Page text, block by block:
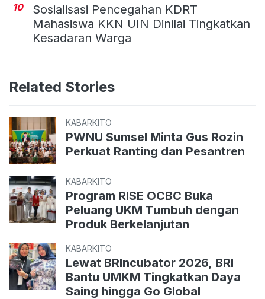
10
Sosialisasi Pencegahan KDRT
Mahasiswa KKN UIN Dinilai Tingkatkan
Kesadaran Warga
Related Stories
KABARKITO
PWNU Sumsel Minta Gus Rozin
Perkuat Ranting dan Pesantren
KABARKITO
Program RISE OCBC Buka
Peluang UKM Tumbuh dengan
Produk Berkelanjutan
KABARKITO
Lewat BRIncubator 2026, BRI
Bantu UMKM Tingkatkan Daya
Saing hingga Go Global